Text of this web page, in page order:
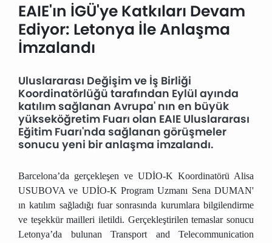
EAIE'ın İGÜ'ye Katkıları Devam
Ediyor: Letonya İle Anlaşma
İmzalandı
Uluslararası Değişim ve İş Birliği
Koordinatörlüğü tarafından Eylül ayında
katılım sağlanan Avrupa' nın en büyük
yükseköğretim Fuarı olan EAIE Uluslararası
Eğitim Fuarı'nda sağlanan görüşmeler
sonucu yeni bir anlaşma imzalandı.
Barcelona’da gerçekleşen ve UDİO-K Koordinatörü Alisa
USUBOVA ve UDİO-K Program Uzmanı Sena DUMAN'
ın katılım sağladığı fuar sonrasında kurumlara bilgilendirme
ve teşekkür mailleri iletildi. Gerçekleştirilen temaslar sonucu
Letonya’da bulunan Transport and Telecommunication